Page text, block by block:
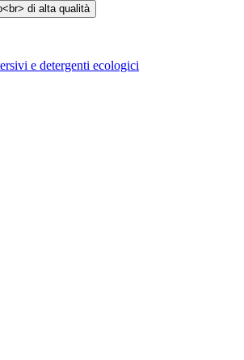
e detergenti ecologici